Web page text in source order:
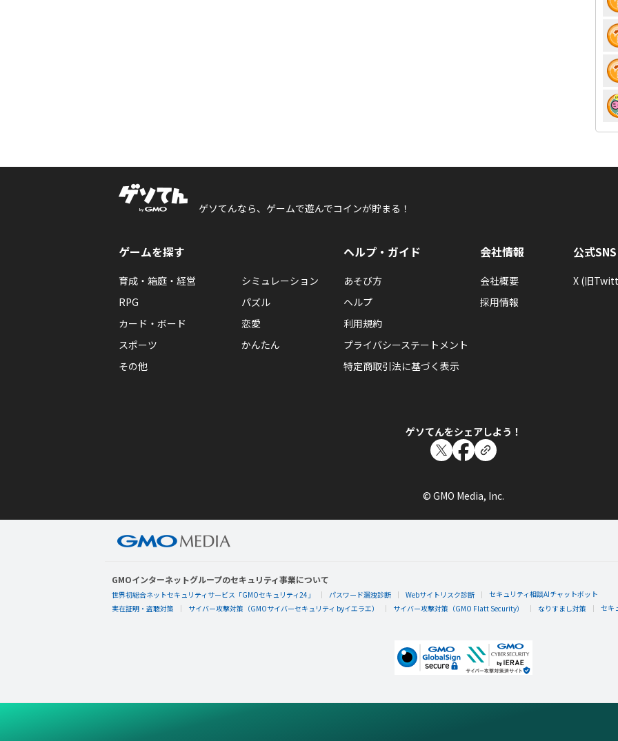
ゲソてんなら、ゲームで遊んでコインが貯まる！
ゲームを探す
育成・箱庭・経営
シミュレーション
RPG
パズル
カード・ボード
恋愛
スポーツ
かんたん
その他
ヘルプ・ガイド
あそび方
ヘルプ
利用規約
プライバシーステートメント
特定商取引法に基づく表示
会社情報
会社概要
採用情報
公式SNS
X (旧
ゲソてんをシェアしよう！
© GMO Media, Inc.
GMOインターネットグループのセキュリティ事業について
世界初総合ネットセキュリティサービス「GMOセキュリティ24」 パスワード漏洩診断 Webサイトリスク診断
セキュリティ相談AIチャットボット
実在証明・盗聴対策
サイバー攻撃対策（GMOサイバーセキュリティ byイエラエ） サイバー攻撃対策（GMO Flatt Security） なりすまし対策 セキ